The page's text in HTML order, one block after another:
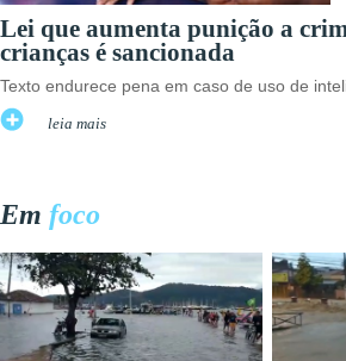
Lei que aumenta punição a
crianças é sancionada
Texto endurece pena em caso de uso de
leia mais
Em foco